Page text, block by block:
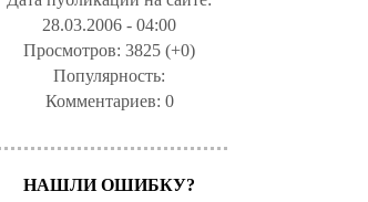
28.03.2006 - 04:00
Просмотров:3825 (+0)
Популярность:
Комментариев: 0
НАШЛИ ОШИБКУ?